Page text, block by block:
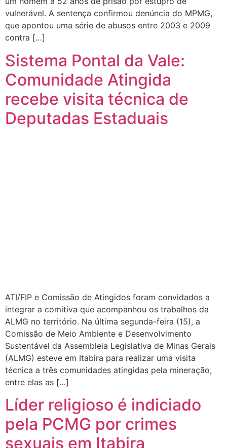
vulnerável. A sentença confirmou denúncia do MPMG,
que apontou uma série de abusos entre 2003 e 2009
contra […]
Sistema Pontal da Vale:
Comunidade Atingida
recebe visita técnica de
Deputadas Estaduais
ATI/FIP e Comissão de Atingidos foram convidados a
integrar a comitiva que acompanhou os trabalhos da
ALMG no território. Na última segunda-feira (15), a
Comissão de Meio Ambiente e Desenvolvimento
Sustentável da Assembleia Legislativa de Minas Gerais
(ALMG) esteve em Itabira para realizar uma visita
técnica a três comunidades atingidas pela mineração,
entre elas as […]
Líder religioso é indiciado
pela PCMG por crimes
sexuais em Itabira